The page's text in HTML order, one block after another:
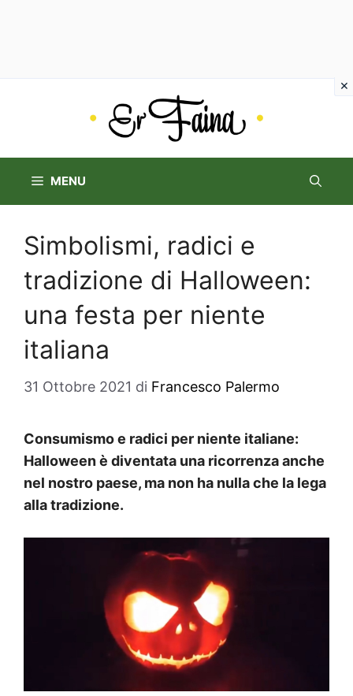
MENU
Simbolismi, radici e
tradizione di Halloween:
una festa per niente
italiana
31 Ottobre 2021 di Francesco Palermo
Consumismo e radici per niente italiane:
Halloween è diventata una ricorrenza anche
nel nostro paese, ma non ha nulla che la lega
alla tradizione.